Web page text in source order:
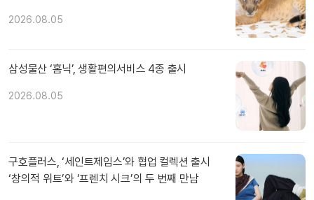
2026.08.05
삼성물산 ‘홈닉’, 생활편의서비스 4종 출시
2026.08.05
구호플러스, ‘세인트제임스’와 협업 컬렉션 출시
‘창의적 위트’와 ‘프렌치 시크’의 두 번째 만남